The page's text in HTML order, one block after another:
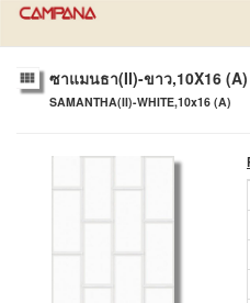
ซาแมนธา(II)-ขาว,10X16 (A)
SAMANTHA(II)-WHITE,10x16 (A)